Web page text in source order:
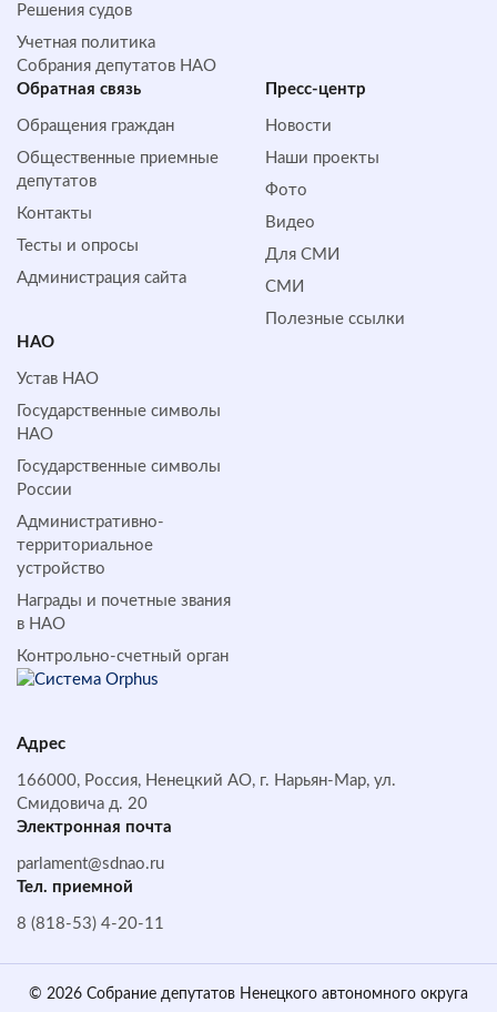
Решения судов
Учетная политика
Собрания депутатов НАО
Обратная cвязь
Обращения граждан
Общественные приемные
депутатов
Контакты
Тесты и опросы
Администрация сайта
Пресс-центр
Новости
Наши проекты
Фото
Видео
Для СМИ
СМИ
Полезные ссылки
НАО
Устав НАО
Государственные символы
НАО
Государственные символы
России
Административно-
территориальное
устройство
Награды и почетные звания
в НАО
Контрольно-счетный орган
Адрес
166000, Россия, Ненецкий АО, г. Нарьян-Мар, ул.
Смидовича д. 20
Электронная почта
parlament@sdnao.ru
Тел. приемной
8 (818-53) 4-20-11
© 2026 Собрание депутатов Ненецкого автономного округа